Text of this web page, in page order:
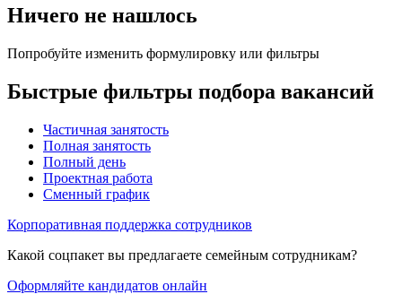
Ничего не нашлось
Попробуйте изменить формулировку или фильтры
Быстрые фильтры подбора вакансий
Частичная занятость
Полная занятость
Полный день
Проектная работа
Сменный график
Корпоративная поддержка сотрудников
Какой соцпакет вы предлагаете семейным сотрудникам?
Оформляйте кандидатов онлайн